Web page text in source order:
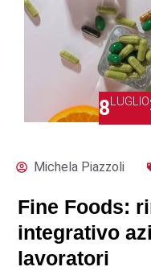
8LUGLIO
Michela Piazzoli
Fine Foods:
integrativo
lavoratori